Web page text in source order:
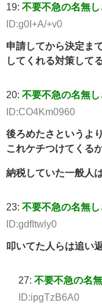
19: 不要不急の名無し
ID:g0I+A/+v0
申請してから決定ま
してくれる対策して
20: 不要不急の名無し
ID:CO4Km0960
後ろめたさというよ
これケチつけてくる
納税していた一般人
23: 不要不急の名無し
ID:gdfItwly0
叩いてた人らは追い
27: 不要不急の名
ID:ipgTzB6A0